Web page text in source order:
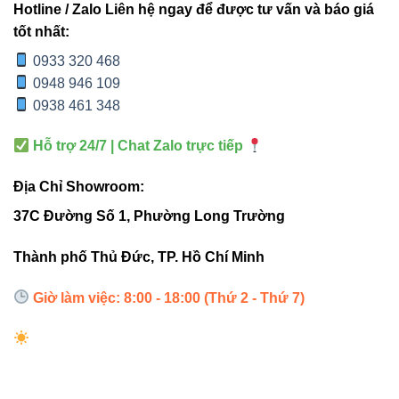
V1UWR-
12W
3000K-
Hotline / Zalo Liên hệ ngay để được tư vấn và báo giá
tốt nhất:
0933 320 468
0948 946 109
0938 461 348
Hỗ trợ 24/7 | Chat Zalo trực tiếp
Địa Chỉ Showroom:
37C Đường Số 1, Phường Long Trường
Thành phố Thủ Đức, TP. Hồ Chí Minh
Giờ làm việc: 8:00 - 18:00 (Thứ 2 - Thứ 7)